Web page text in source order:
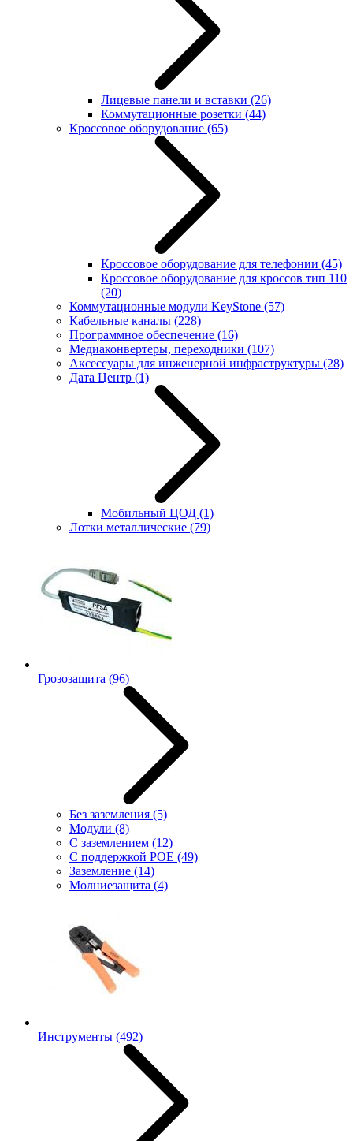
Лицевые панели и вставки (26)
Коммутационные розетки (44)
Кроссовое оборудование (65)
Кроссовое оборудование для телефонии (45)
Кроссовое оборудование для кроссов тип 110
(20)
Коммутационные модули KeyStone (57)
Кабельные каналы (228)
Программное обеспечение (16)
Медиаконвертеры, переходники (107)
Аксессуары для инженерной инфраструктуры (28)
Дата Центр (1)
Мобильный ЦОД (1)
Лотки металлические (79)
Грозозащита (96)
Без заземления (5)
Модули (8)
С заземлением (12)
С поддержкой POE (49)
Заземление (14)
Молниезащита (4)
Инструменты (492)